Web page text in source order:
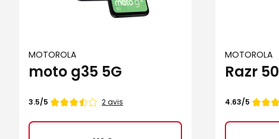
MOTOROLA
moto g35 5G
Note
3.5/5 2 avis
MOTOROLA
Razr 50
Note
4.63/5